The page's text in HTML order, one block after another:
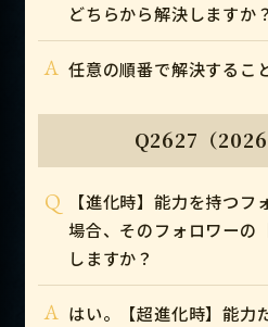
どちらから解決しますか？
A 任意の順番で解決するこ
Q2627（
Q
【進化時】能力を持つ
場合、そのフォロワーの
しますか？
A はい。【超進化時】能力